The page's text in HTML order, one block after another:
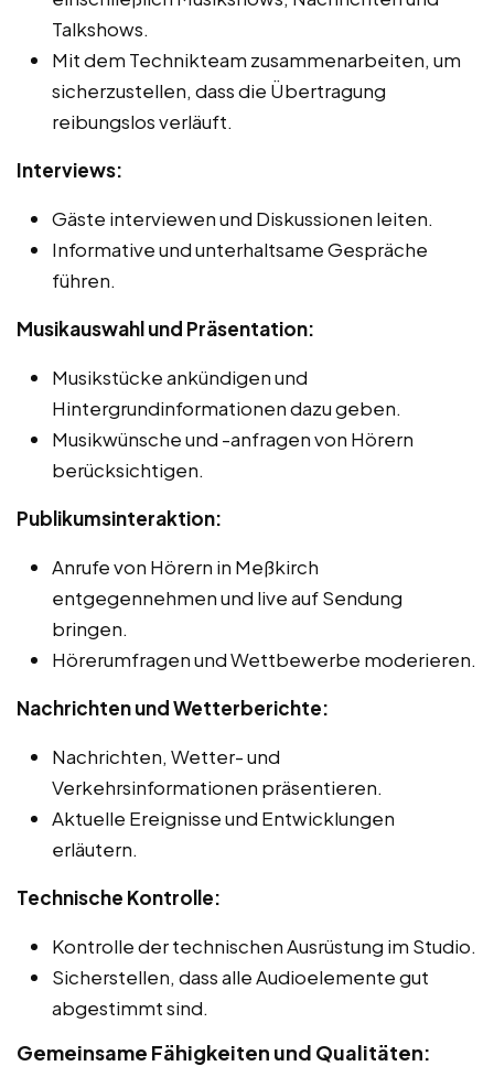
Talkshows.
Mit dem Technikteam zusammenarbeiten, um
sicherzustellen, dass die Übertragung
reibungslos verläuft.
Interviews:
Gäste interviewen und Diskussionen leiten.
Informative und unterhaltsame Gespräche
führen.
Musikauswahl und Präsentation:
Musikstücke ankündigen und
Hintergrundinformationen dazu geben.
Musikwünsche und -anfragen von Hörern
berücksichtigen.
Publikumsinteraktion:
Anrufe von Hörern in Meßkirch
entgegennehmen und live auf Sendung
bringen.
Hörerumfragen und Wettbewerbe moderieren.
Nachrichten und Wetterberichte:
Nachrichten, Wetter- und
Verkehrsinformationen präsentieren.
Aktuelle Ereignisse und Entwicklungen
erläutern.
Technische Kontrolle:
Kontrolle der technischen Ausrüstung im Studio.
Sicherstellen, dass alle Audioelemente gut
abgestimmt sind.
Gemeinsame Fähigkeiten und Qualitäten: